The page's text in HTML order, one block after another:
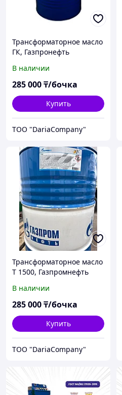
Трансформаторное масло
ГК, Газпронефть
В наличии
285 000₸/бочка
Купить
TOO "DariaCompany"
Трансформаторное масло
Т 1500, Газпромнефть
В наличии
285 000₸/бочка
Купить
TOO "DariaCompany"